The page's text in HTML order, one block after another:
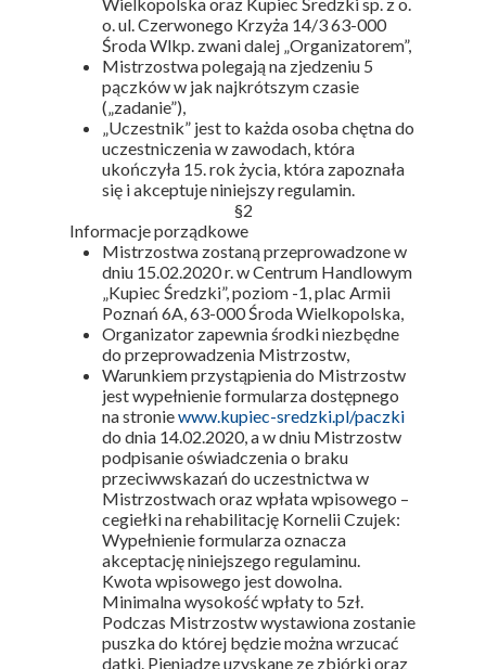
o. ul. Czerwonego Krzyża 14/3 63-000
Środa Wlkp. zwani dalej „Organizatorem”,
Mistrzostwa polegają na zjedzeniu 5
pączków w jak najkrótszym czasie
(„zadanie”),
„Uczestnik” jest to każda osoba chętna do
uczestniczenia w zawodach, która
ukończyła 15. rok życia, która zapoznała
się i akceptuje niniejszy regulamin.
§2
Informacje porządkowe
Mistrzostwa zostaną przeprowadzone w
dniu 15.02.2020 r. w Centrum Handlowym
„Kupiec Średzki”, poziom -1, plac Armii
Poznań 6A, 63-000 Środa Wielkopolska,
Organizator zapewnia środki niezbędne
do przeprowadzenia Mistrzostw,
Warunkiem przystąpienia do Mistrzostw
jest wypełnienie formularza dostępnego
na stroniewww.kupiec-sredzki.pl/paczki
do dnia 14.02.2020, a w dniu Mistrzostw
podpisanie oświadczenia o braku
przeciwwskazań do uczestnictwa w
Mistrzostwach oraz wpłata wpisowego –
cegiełki na rehabilitację Kornelii Czujek:
Wypełnienie formularza oznacza
akceptację niniejszego regulaminu.
Kwota wpisowego jest dowolna.
Minimalna wysokość wpłaty to 5zł.
Podczas Mistrzostw wystawiona zostanie
puszka do której będzie można wrzucać
datki. Pieniądze uzyskane ze zbiórki oraz